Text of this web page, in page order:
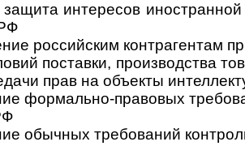
защита интересов
российским контрагентам
пос­та­вки, про­из­вод­ства
прав на объ­екты
формально-правовых
обычных требований